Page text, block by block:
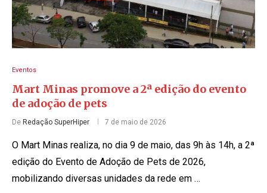
Eventos
Mart Minas promove a 2ª edição do evento
de adoção de pets
De Redação SuperHiper 7 de maio de 2026
O Mart Minas realiza, no dia 9 de maio, das 9h às 14h, a 2ª
edição do Evento de Adoção de Pets de 2026,
mobilizando diversas unidades da rede em …